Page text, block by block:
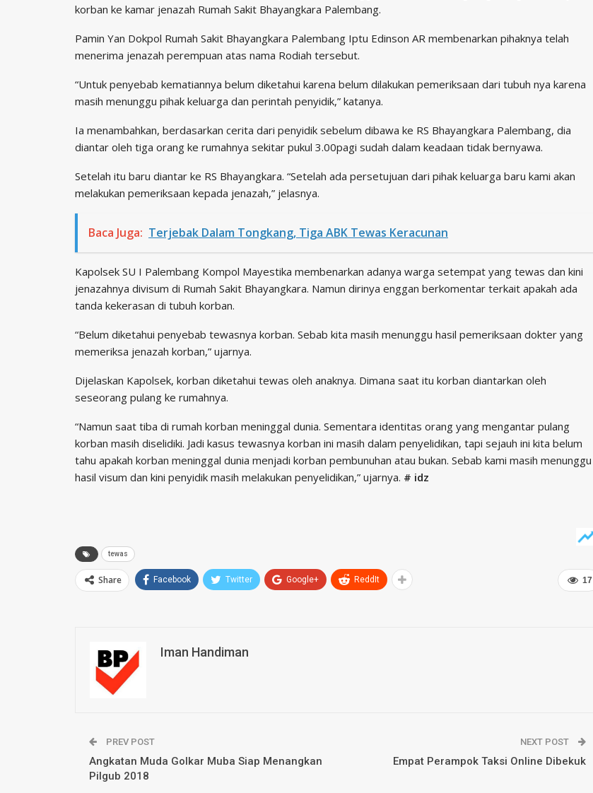
korban ke kamar jenazah Rumah Sakit Bhayangkara Palembang.
Pamin Yan Dokpol Rumah Sakit Bhayangkara Palembang Iptu Edinson AR membenarkan pihaknya telah
menerima jenazah perempuan atas nama Rodiah tersebut.
“Untuk penyebab kematiannya belum diketahui karena belum dilakukan pemeriksaan dari tubuh nya karena
masih menunggu pihak keluarga dan perintah penyidik,” katanya.
Ia menambahkan, berdasarkan cerita dari penyidik sebelum dibawa ke RS Bhayangkara Palembang, dia
diantar oleh tiga orang ke rumahnya sekitar pukul 3.00pagi sudah dalam keadaan tidak bernyawa.
Setelah itu baru diantar ke RS Bhayangkara. “Setelah ada persetujuan dari pihak keluarga baru kami akan
melakukan pemeriksaan kepada jenazah,” jelasnya.
Baca Juga: Terjebak Dalam Tongkang, Tiga ABK Tewas Keracunan
Kapolsek SU I Palembang Kompol Mayestika membenarkan adanya warga setempat yang tewas dan kini
jenazahnya divisum di Rumah Sakit Bhayangkara. Namun dirinya enggan berkomentar terkait apakah ada
tanda kekerasan di tubuh korban.
“Belum diketahui penyebab tewasnya korban. Sebab kita masih menunggu hasil pemeriksaan dokter yang
memeriksa jenazah korban,” ujarnya.
Dijelaskan Kapolsek, korban diketahui tewas oleh anaknya. Dimana saat itu korban diantarkan oleh
seseorang pulang ke rumahnya.
“Namun saat tiba di rumah korban meninggal dunia. Sementara identitas orang yang mengantar pulang
korban masih diselidiki. Jadi kasus tewasnya korban ini masih dalam penyelidikan, tapi sejauh ini kita belum
tahu apakah korban meninggal dunia menjadi korban pembunuhan atau bukan. Sebab kami masih menunggu
hasil visum dan kini penyidik masih melakukan penyelidikan,” ujarnya. # idz
tewas
17
Share Facebook Twitter Google+ ReddIt
Iman Handiman
PREV POST
Angkatan Muda Golkar Muba Siap Menangkan
Pilgub 2018
NEXT POST
Empat Perampok Taksi Online Dibekuk